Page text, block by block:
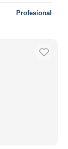
Profesional